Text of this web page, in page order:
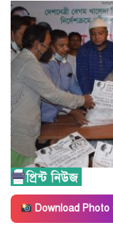
Download Photo